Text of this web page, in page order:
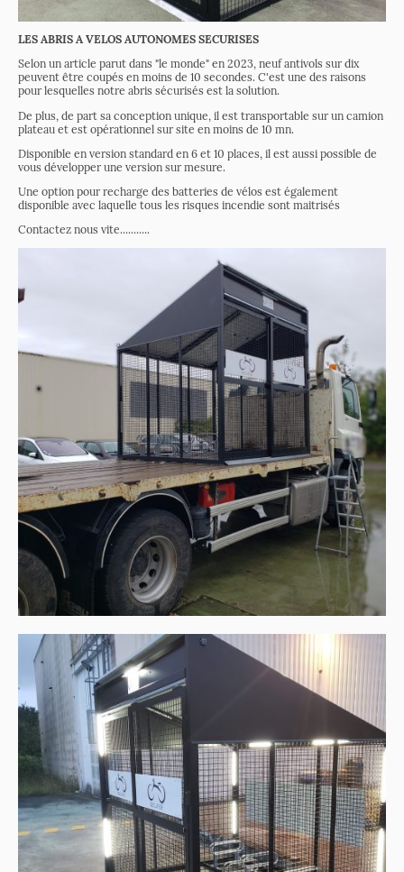
LES ABRIS A VELOS AUTONOMES SECURISES
Selon un article parut dans "le monde" en 2023, neuf antivols sur dix
peuvent être coupés en moins de 10 secondes. C'est une des raisons
pour lesquelles notre abris sécurisés est la solution.
De plus, de part sa conception unique, il est transportable sur un camion
plateau et est opérationnel sur site en moins de 10 mn.
Disponible en version standard en 6 et 10 places, il est aussi possible de
vous développer une version sur mesure.
Une option pour recharge des batteries de vélos est également
disponible avec laquelle tous les risques incendie sont maitrisés
Contactez nous vite...........